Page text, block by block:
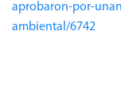
aprobaron-por-
ambiental/6742